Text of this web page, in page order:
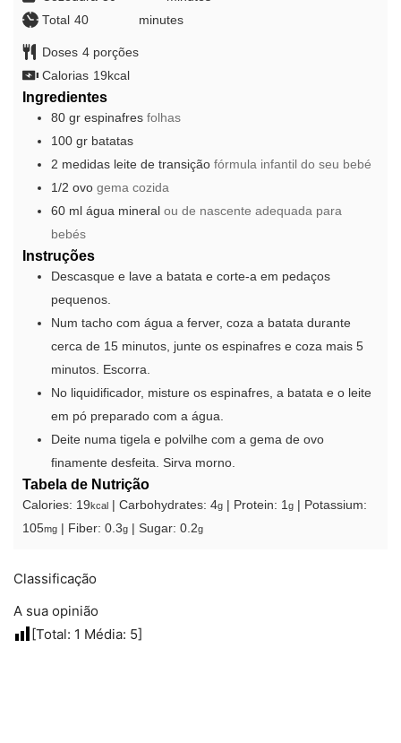
Total 40minutes minutes
Doses 4 porções
Calorias 19kcal
Ingredientes
80 gr espinafres folhas
100 gr batatas
2 medidas leite de transição fórmula infantil do seu bebé
1/2 ovo gema cozida
60 ml água mineral ou de nascente adequada para
bebés
Instruções
Descasque e lave a batata e corte-a em pedaços
pequenos.
Num tacho com água a ferver, coza a batata durante
cerca de 15 minutos, junte os espinafres e coza mais 5
minutos. Escorra.
No liquidificador, misture os espinafres, a batata e o leite
em pó preparado com a água.
Deite numa tigela e polvilhe com a gema de ovo
finamente desfeita. Sirva morno.
Tabela de Nutrição
Calories: 19kcal | Carbohydrates: 4g | Protein: 1 g | Potassium:
105mg | Fiber: 0.3g | Sugar: 0.2g
Classificação
A sua opinião
[Total: 1 Média: 5]